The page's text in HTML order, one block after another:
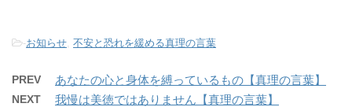
-お知らせ 不安と恐れを緩める真理の言葉
PREV あなたの心と身体を縛っているもの【真理の言葉】
NEXT 我慢は美徳ではありません【真理の言葉】